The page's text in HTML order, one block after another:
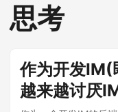
思考
作为开发IM(
越来越讨厌